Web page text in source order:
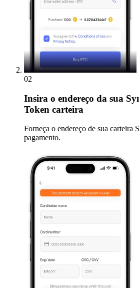
02
Insira o endereço da sua
Token carteira
Forneça o endereço de sua carteira
pagamento.